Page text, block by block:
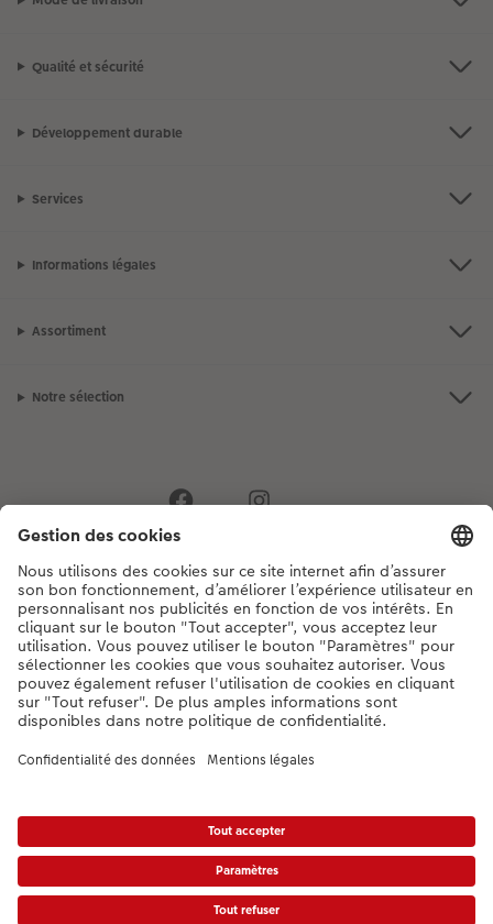
Qualité et sécurité
Développement durable
Services
Informations légales
Assortiment
Notre sélection
Si vous avez des questions concernant nos produits ou votre commande,
n'hésitez pas à nous contacter du lundi au dimanche, de 9h00 à 20h00
(hors jours fériés), au numéro de téléphone044 499 00 12• 7j/7 • de 9h à
20h
DE|FR|IT
* Les PVC incluant la TVA, frais d’expédition supplémentaires (valable également
Protection des données